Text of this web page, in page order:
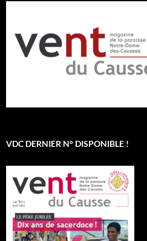
VDC DERNIER N° DISPONIBLE !